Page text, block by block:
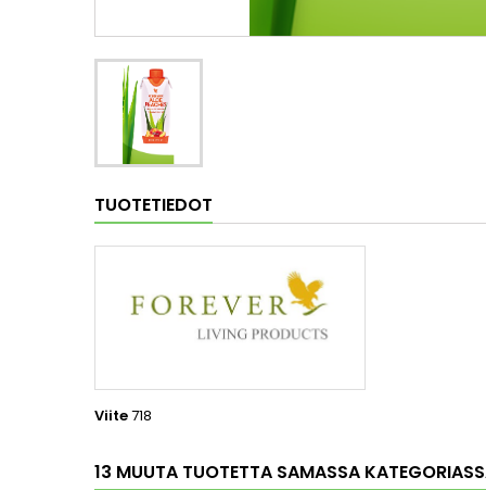
TUOTETIEDOT
Viite718
13 MUUTA TUOTETTA SAMASSA